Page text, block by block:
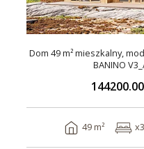
Dom 49 m² mieszkalny,
BANINO
49 m² x3